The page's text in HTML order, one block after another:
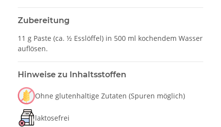
Zubereitung
11 g Paste (ca. ½ Esslöffel) in 500 ml kochendem Wasser
auflösen.
Hinweise zu Inhaltsstoffen
Ohne glutenhaltige Zutaten (Spuren möglich)
laktosefrei